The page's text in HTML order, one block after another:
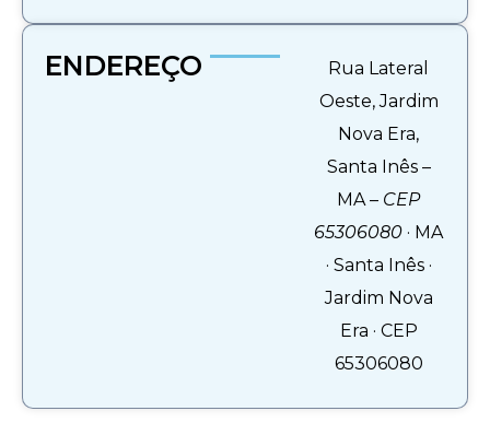
ENDEREÇO
Rua Lateral
Oeste, Jardim
Nova Era,
Santa Inês –
MA – CEP
65306080 · MA
· Santa Inês ·
Jardim Nova
Era · CEP
65306080